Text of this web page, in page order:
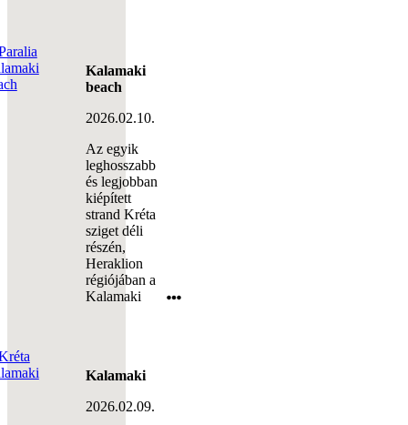
Kalamaki
beach
2026.02.10.
Az egyik
leghosszabb
és legjobban
kiépített
strand Kréta
sziget déli
részén,
Heraklion
régiójában a
Kalamaki
Kalamaki
2026.02.09.